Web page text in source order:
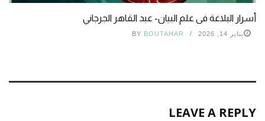
أسرار البلاغة فى علم البيان- عبد القاهر الجرجاني
يناير 14, 2026 BY BOUTAHAR
LEAVE A REPLY